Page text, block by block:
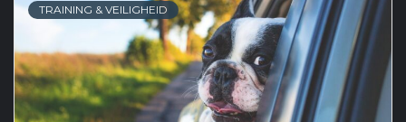
TRAINING & VEILIGHEID